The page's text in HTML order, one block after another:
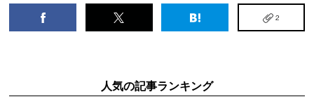
2
人気の記事ランキング